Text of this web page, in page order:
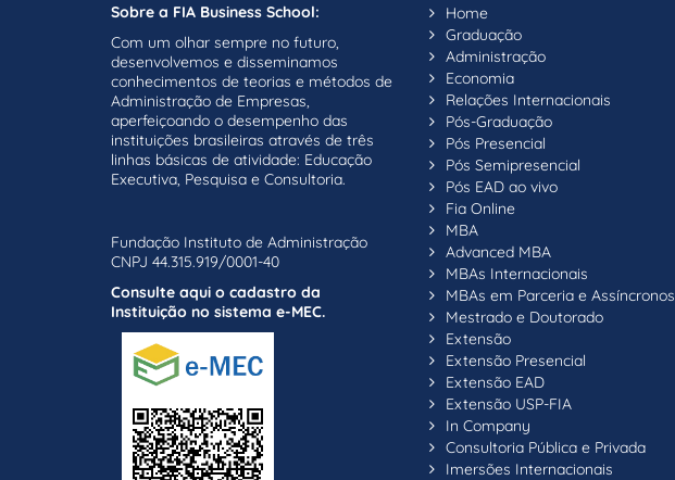
Sobre a FIA Business School:
Com um olhar sempre no futuro,
desenvolvemos e disseminamos
conhecimentos de teorias e métodos de
Administração de Empresas,
aperfeiçoando o desempenho das
instituições brasileiras através de três
linhas básicas de atividade: Educação
Executiva, Pesquisa e Consultoria.
Fundação Instituto de Administração
CNPJ 44.315.919/0001-40
Consulte aqui o cadastro da
Instituição no sistema e-MEC.
Home
Graduação
Administração
Economia
Relações Internacionais
Pós-Graduação
Pós Presencial
Pós Semipresencial
Pós EAD ao vivo
Fia Online
MBA
Advanced MBA
MBAs Internacionais
MBAs em Parceria e Assíncronos
Mestrado e Doutorado
Extensão
Extensão Presencial
Extensão EAD
Extensão USP-FIA
In Company
Consultoria Pública e Privada
Imersões Internacionais